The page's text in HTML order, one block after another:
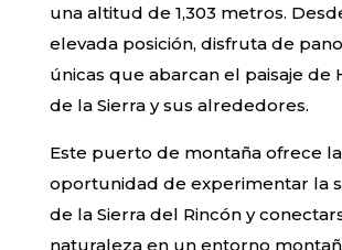
una altitud de 1,303 metros.
elevada posición, disfruta de
únicas que abarcan el paisaje de
de la Sierra y sus alrededores.
Este puerto de montaña ofrece la
oportunidad de experimentar la
de la Sierra del Rincón y
naturaleza en un entorno